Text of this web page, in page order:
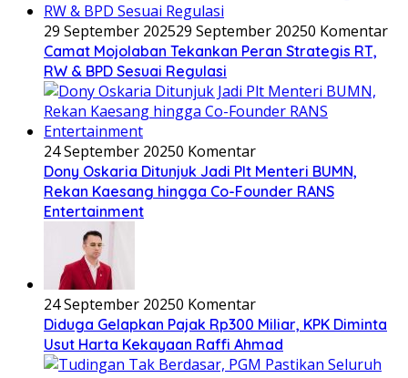
29 September 202529 September 20250 Komentar
Camat Mojolaban Tekankan Peran Strategis RT,
RW & BPD Sesuai Regulasi
24 September 20250 Komentar
Dony Oskaria Ditunjuk Jadi Plt Menteri BUMN,
Rekan Kaesang hingga Co-Founder RANS
Entertainment
24 September 20250 Komentar
Diduga Gelapkan Pajak Rp300 Miliar, KPK Diminta
Usut Harta Kekayaan Raffi Ahmad